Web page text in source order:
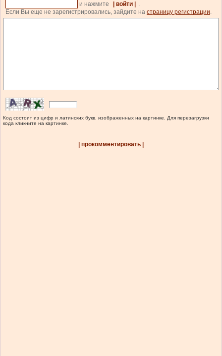
и нажмите
| войти |
.
Если Вы еще не зарегистрировались, зайдите на страницу регистрации.
Код состоит из цифр и латинских букв, изображенных на картинке. Для перезагрузки
кода кликните на картинке.
| прокомментировать |